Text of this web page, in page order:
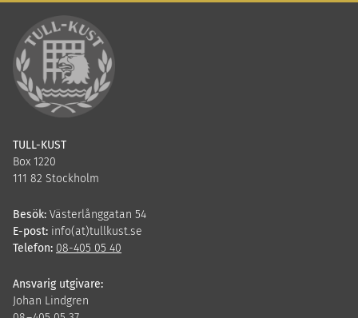
LinkedIn
TULL-KUST
Box 1220
111 82 Stockholm
Besök: Västerlånggatan 54
E-post: info(at)tullkust.se
Telefon: 08-405 05 40
Ansvarig utgivare:
Johan Lindgren